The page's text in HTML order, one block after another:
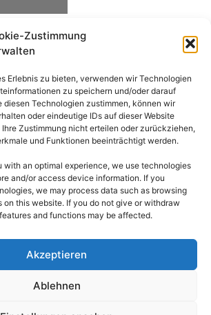
Zustimmung
Erlebnis zu bieten, verwenden wir Technologien
zu speichern und/oder darauf
diesen Technologien zustimmen, können wir
oder eindeutige IDs auf dieser Website
Ihre Zustimmung nicht erteilen oder zurückziehen,
und Funktionen beeinträchtigt werden.
with an optimal experience, we use technologies
and/or access device information. If you
we may process data such as browsing
on this website. If you do not give or withdraw
and functions may be affected.
Akzeptieren
Ablehnen
für Vielfalt!